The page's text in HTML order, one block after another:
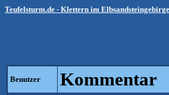
Teufelsturm.de - Klettern im Elbsandsteingebirge
Benutzer Kommentar